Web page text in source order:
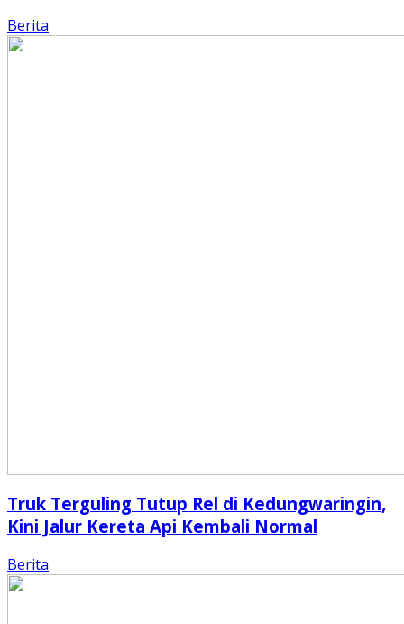
Berita
Truk Terguling Tutup Rel di Kedungwaringin,
Kini Jalur Kereta Api Kembali Normal
Berita